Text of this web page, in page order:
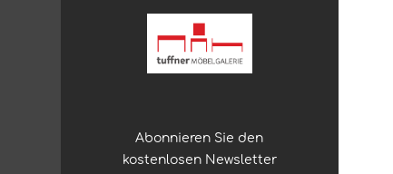
Abonnieren Sie den
kostenlosen Newsletter